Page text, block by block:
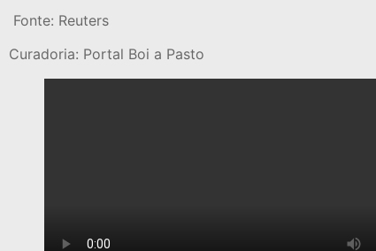
Fonte: Reuters
Curadoria: Portal Boi a Pasto